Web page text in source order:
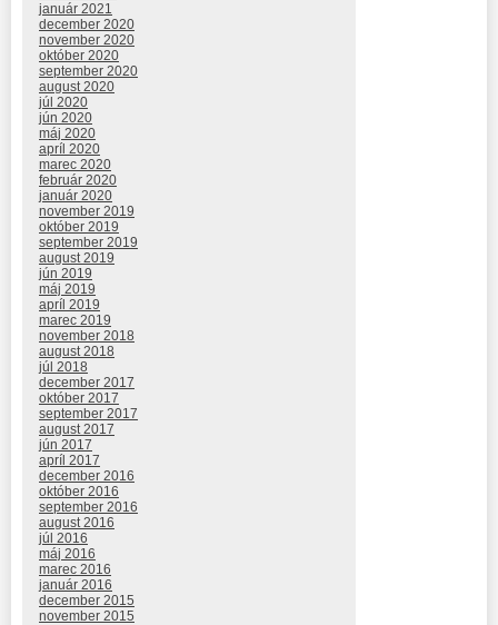
január 2021
december 2020
november 2020
október 2020
september 2020
august 2020
júl 2020
jún 2020
máj 2020
apríl 2020
marec 2020
február 2020
január 2020
november 2019
október 2019
september 2019
august 2019
jún 2019
máj 2019
apríl 2019
marec 2019
november 2018
august 2018
júl 2018
december 2017
október 2017
september 2017
august 2017
jún 2017
apríl 2017
december 2016
október 2016
september 2016
august 2016
júl 2016
máj 2016
marec 2016
január 2016
december 2015
november 2015